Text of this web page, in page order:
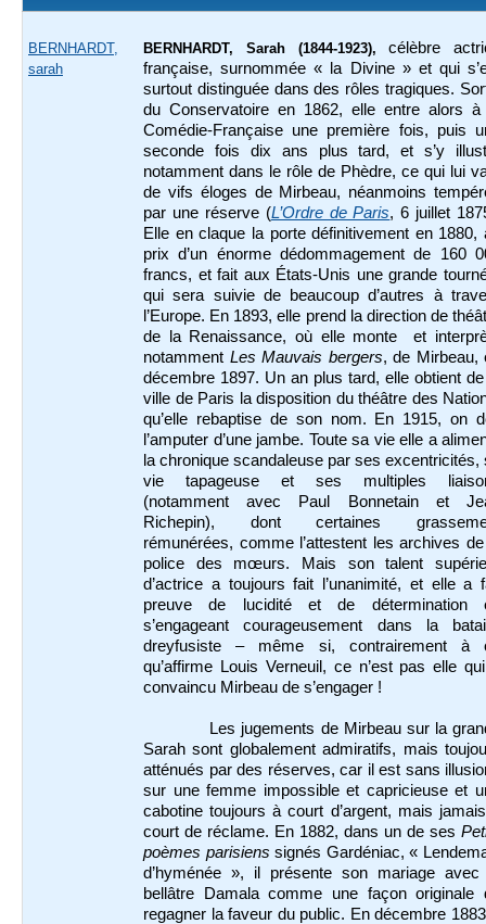
BERNHARDT,
sarah
BERNHARDT, Sarah (1844-1923),
célèbre
française, surnommée « la Divine » et qui
surtout distinguée dans des rôles tragiques.
du Conservatoire en 1862, elle entre alors à
Comédie-Française une première fois, puis
seconde fois dix ans plus tard, et s’y
notamment dans le rôle de Phèdre, ce qui lui
de vifs éloges de Mirbeau, néanmoins
par une réserve (L’Ordre de Paris, 6 juillet
Elle en claque la porte définitivement en 1880,
prix d’un énorme dédommagement de 160
francs, et fait aux États-Unis une grande
qui sera suivie de beaucoup d’autres à
l’Europe. En 1893, elle prend la direction de
de la Renaissance, où elle monte et
notamment Les Mauvais bergers, de Mirbeau,
décembre 1897. Un an plus tard, elle obtient
ville de Paris la disposition du théâtre des
qu’elle rebaptise de son nom. En 1915, on
l’amputer d’une jambe. Toute sa vie elle a
la chronique scandaleuse par ses excentricités,
vie tapageuse et ses multiples
(notamment avec Paul Bonnetain et
Richepin), dont certaines
rémunérées, comme l’attestent les archives
police des mœurs. Mais son talent
d’actrice a toujours fait l’unanimité, et elle a
preuve de lucidité et de détermination
s’engageant courageusement dans la
dreyfusiste – même si, contrairement à
qu’affirme Louis Verneuil, ce n’est pas elle
convaincu Mirbeau de s’engager !
Les jugements de Mirbeau sur la
Sarah sont globalement admiratifs, mais
atténués par des réserves, car il est sans
sur une femme impossible et capricieuse et
cabotine toujours à court d’argent, mais
court de réclame. En 1882, dans un de ses
poèmes parisiens signés Gardéniac, «
d’hyménée », il présente son mariage avec
bellâtre Damala comme une façon originale
regagner la faveur du public. En décembre